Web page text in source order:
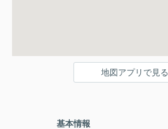
地図アプリで見る
基本情報